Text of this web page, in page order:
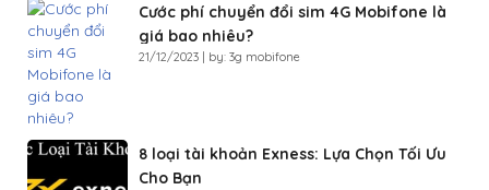
Cước phí chuyển đổi sim 4G Mobifone là
giá bao nhiêu?
21/12/2023 | by: 3g mobifone
8 loại tài khoản Exness: Lựa Chọn Tối Ưu
Cho Bạn